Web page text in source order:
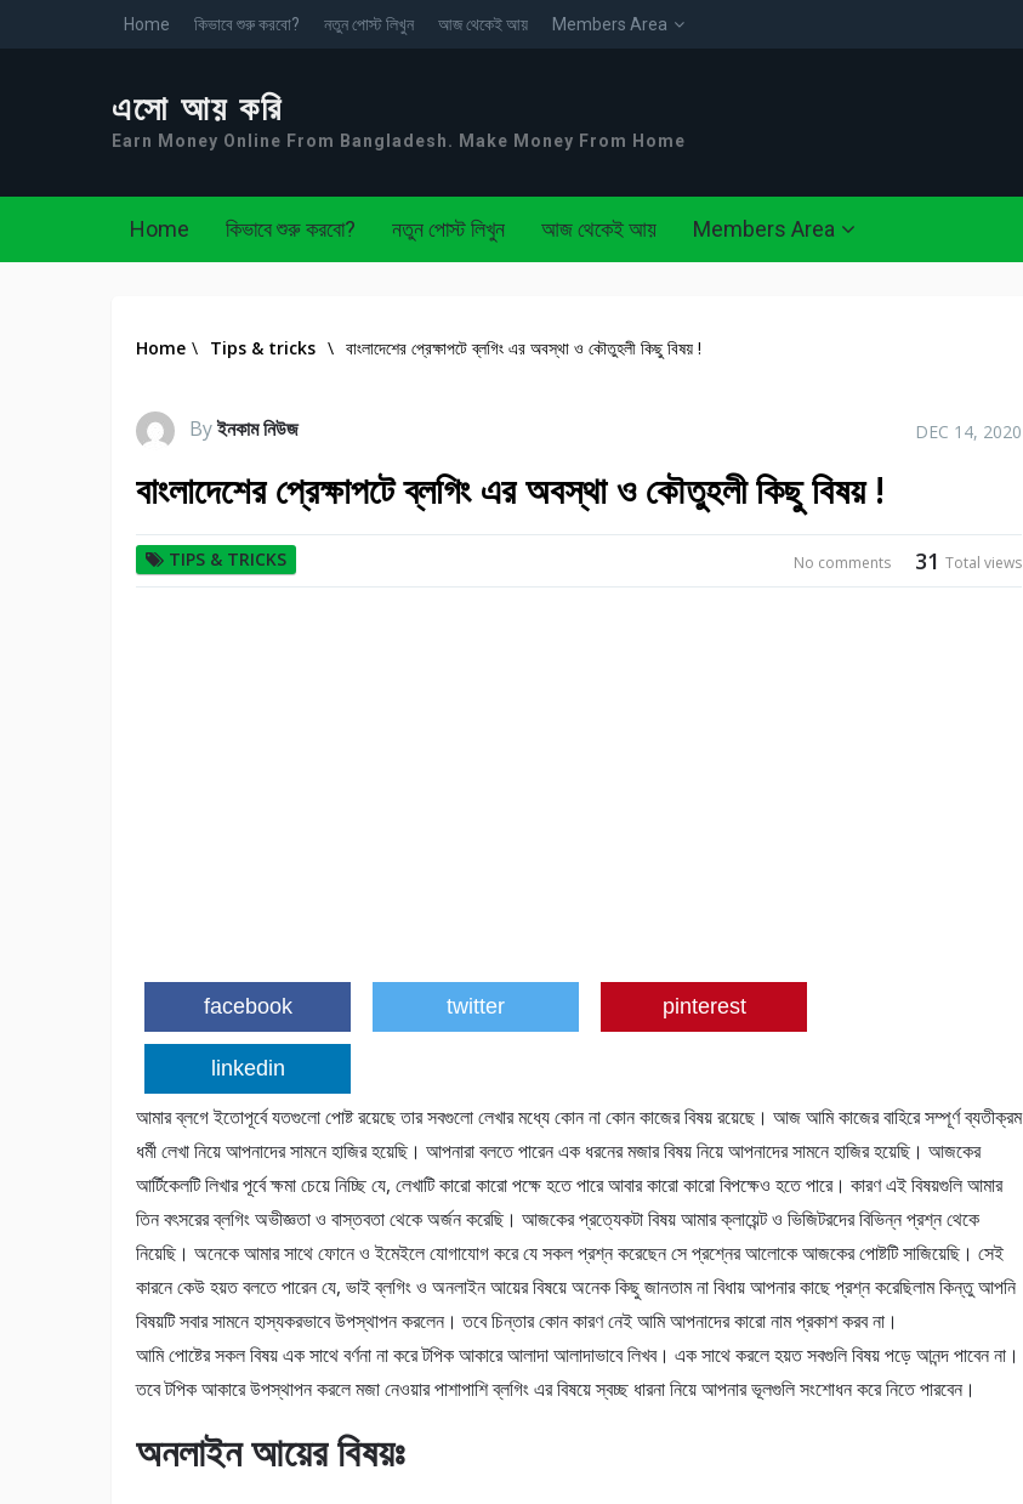
Home কিভাবে শুরু করবো? নতুন পোস্ট লিখুন আজ থেকেই আয় Members Area
এসো আয় করি
Earn Money Online From Bangladesh. Make Money From Home
Home কিভাবে শুরু করবো? নতুন পোস্ট লিখুন আজ থেকেই আয় Members Area
Home \ Tips & tricks \ বাংলাদেশের প্রেক্ষাপটে ব্লগিং এর অবস্থা ও কৌতুহলী কিছু বিষয় !
Byইনকাম নিউজ DEC 14, 2020
বাংলাদেশের প্রেক্ষাপটে ব্লগিং এর অবস্থা ও কৌতুহলী কিছু বিষয় !
TIPS & TRICKS 31 Total views
No comments
facebook twitter pinterest
linkedin
আমার ব্লগে ইতোপূর্বে যতগুলো পোষ্ট রয়েছে তার সবগুলো লেখার মধ্যে কোন না কোন কাজের বিষয় রয়েছে। আজ আমি কাজের বাহিরে সম্পূর্ণ ব্যতীক্রম
ধর্মী লেখা নিয়ে আপনাদের সামনে হাজির হয়েছি। আপনারা বলতে পারেন এক ধরনের মজার বিষয় নিয়ে আপনাদের সামনে হাজির হয়েছি। আজকের
আর্টিকেলটি লিখার পূর্বে ক্ষমা চেয়ে নিচ্ছি যে, লেখাটি কারো কারো পক্ষে হতে পারে আবার কারো কারো বিপক্ষেও হতে পারে। কারণ এই বিষয়গুলি আমার
তিন বৎসরের ব্লগিং অভীজ্ঞতা ও বাস্তবতা থেকে অর্জন করেছি। আজকের প্রত্যেকটা বিষয় আমার ক্লায়েন্ট ও ভিজিটরদের বিভিন্ন প্রশ্ন থেকে
নিয়েছি। অনেকে আমার সাথে ফোনে ও ইমেইলে যোগাযোগ করে যে সকল প্রশ্ন করেছেন সে প্রশ্নের আলোকে আজকের পোষ্টটি সাজিয়েছি। সেই
কারনে কেউ হয়ত বলতে পারেন যে, ভাই ব্লগিং ও অনলাইন আয়ের বিষয়ে অনেক কিছু জানতাম না বিধায় আপনার কাছে প্রশ্ন করেছিলাম কিন্তু আপনি
বিষয়টি সবার সামনে হাস্যকরভাবে উপস্থাপন করলেন। তবে চিন্তার কোন কারণ নেই আমি আপনাদের কারো নাম প্রকাশ করব না।
আমি পোষ্টের সকল বিষয় এক সাথে বর্ণনা না করে টপিক আকারে আলাদা আলাদাভাবে লিখব। এক সাথে করলে হয়ত সবগুলি বিষয় পড়ে আনন্দ পাবেন না।
তবে টপিক আকারে উপস্থাপন করলে মজা নেওয়ার পাশাপাশি ব্লগিং এর বিষয়ে স্বচ্ছ ধারনা নিয়ে আপনার ভূলগুলি সংশোধন করে নিতে পারবেন।
অনলাইন আয়ের বিষয়ঃ